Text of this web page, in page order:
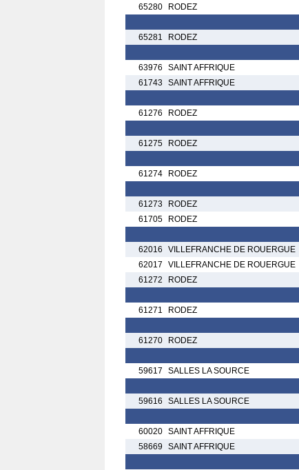
65280
RODEZ
65281
RODEZ
63976
SAINT AFFRIQUE
61743
SAINT AFFRIQUE
61276
RODEZ
61275
RODEZ
61274
RODEZ
61273
RODEZ
61705
RODEZ
62016
VILLEFRANCHE DE ROUERGUE
62017
VILLEFRANCHE DE ROUERGUE
61272
RODEZ
61271
RODEZ
61270
RODEZ
59617
SALLES LA SOURCE
59616
SALLES LA SOURCE
60020 SAINT AFFRIQUE
58669
SAINT AFFRIQUE